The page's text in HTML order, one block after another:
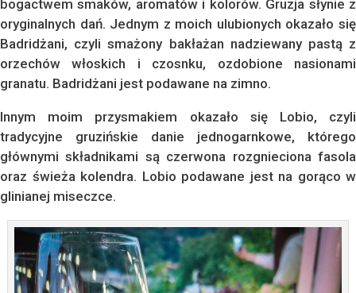
bogactwem smaków, aromatów i kolorów. Gruzja słynie z
oryginalnych dań. Jednym z moich ulubionych okazało się
Badridżani, czyli smażony bakłażan nadziewany pastą z
orzechów włoskich i czosnku, ozdobione nasionami
granatu. Badridżani jest podawane na zimno.
Innym moim przysmakiem okazało się Lobio, czyli
tradycyjne gruzińskie danie jednogarnkowe, którego
głównymi składnikami są czerwona rozgnieciona fasola
oraz świeża kolendra. Lobio podawane jest na gorąco w
glinianej miseczce.